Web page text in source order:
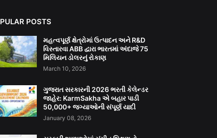
POSTS
મહત્વપૂર્ણ ક્ષેત્રોમાં ઉત્પાદન અને R&D
વિસ્તારવા ABB દ્વારા ભારતમાં અંદાજે 75
મિલિયન ડોલરનું રોકાણ
March 10, 2026
ગુજરાત સરકારની 2026 ભરતી કેલેન્ડર
જાહેર: KarmSakha એ બહાર પાડી
50,000+ જગ્યાઓની સંપૂર્ણ યાદી
January 08, 2026